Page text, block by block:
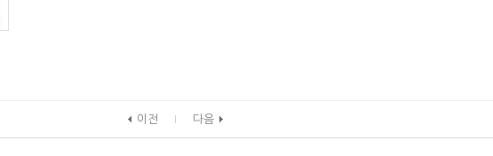
이전 다음